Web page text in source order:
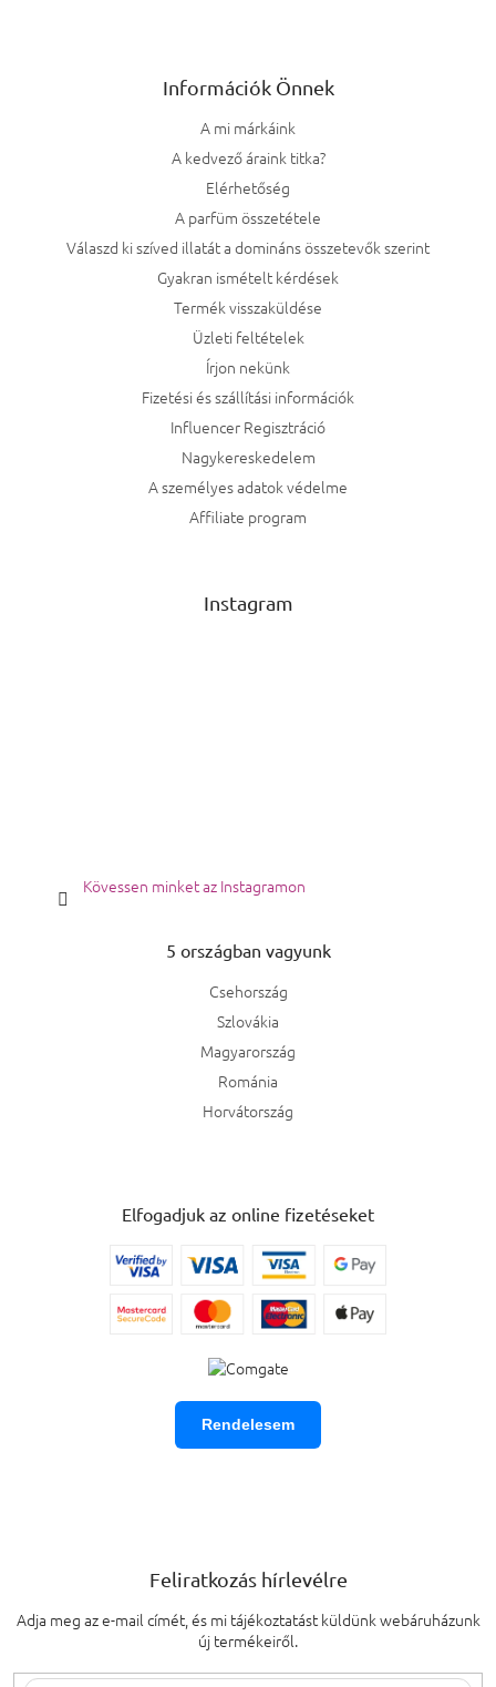
Információk Önnek
A mi márkáink
A kedvező áraink titka?
Elérhetőség
A parfüm összetétele
Válaszd ki szíved illatát a domináns összetevők szerint
Gyakran ismételt kérdések
Termék visszaküldése
Üzleti feltételek
Írjon nekünk
Fizetési és szállítási információk
Influencer Regisztráció
Nagykereskedelem
A személyes adatok védelme
Affiliate program
Instagram
Kövessen minket az Instagramon
5 országban vagyunk
Csehország
Szlovákia
Magyarország
Románia
Horvátország
Elfogadjuk az online fizetéseket
Rendelesem
Feliratkozás hírlevélre
Adja meg az e-mail címét, és mi tájékoztatást küldünk webáruházunk
új termékeiről.